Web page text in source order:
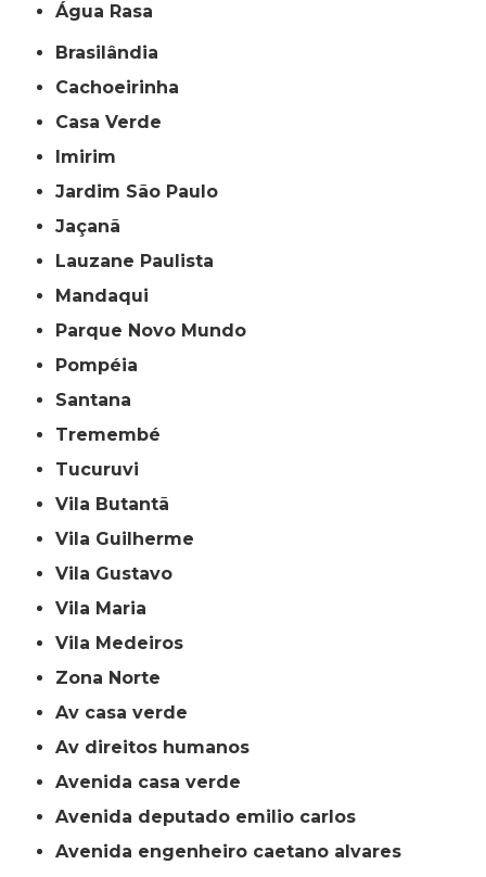
Água Rasa
Brasilândia
Cachoeirinha
Casa Verde
Imirim
Jardim São Paulo
Jaçanã
Lauzane Paulista
Mandaqui
Parque Novo Mundo
Pompéia
Santana
Tremembé
Tucuruvi
Vila Butantã
Vila Guilherme
Vila Gustavo
Vila Maria
Vila Medeiros
Zona Norte
av casa verde
av direitos humanos
avenida casa verde
avenida deputado emilio carlos
avenida engenheiro caetano alvares